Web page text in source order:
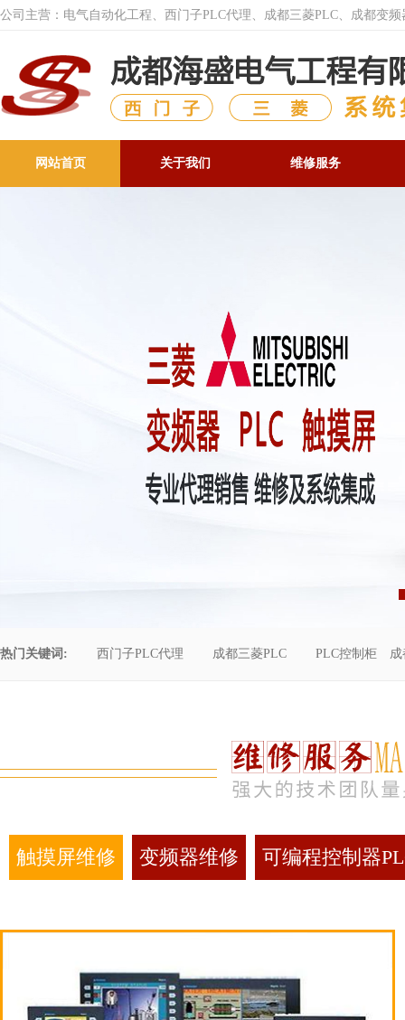
公司主营：电气自动化工程、西门子PLC代理、成都三菱PLC、成都变
网站首页 关于我们 维修服务
热门关键词: 西门子PLC代理 成都三菱PLC PLC控制柜
触摸屏维修 变频器维修 可编程控制器